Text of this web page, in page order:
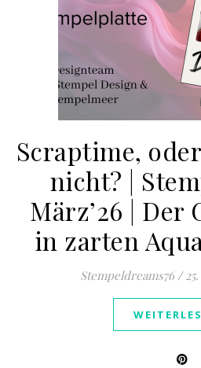
Scraptime,
nicht? |
März’26 |
in zarten
Stempeldreams76 /